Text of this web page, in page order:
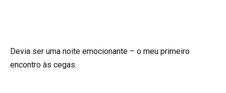
Devia ser uma noite emocionante – o meu primeiro
encontro às cegas.